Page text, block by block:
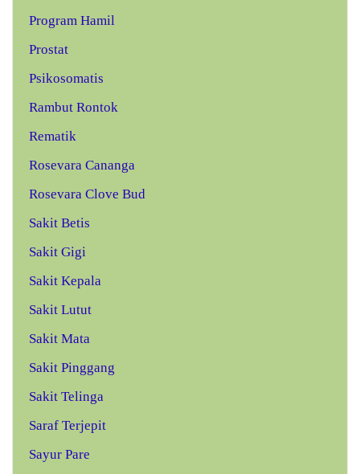
Program Hamil
Prostat
Psikosomatis
Rambut Rontok
Rematik
Rosevara Cananga
Rosevara Clove Bud
Sakit Betis
Sakit Gigi
Sakit Kepala
Sakit Lutut
Sakit Mata
Sakit Pinggang
Sakit Telinga
Saraf Terjepit
Sayur Pare